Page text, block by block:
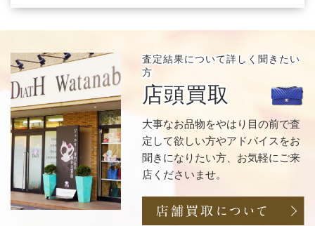
査定結果について詳しく聞きたい
方
店頭買取
大事なお品物をやはり目の前で査
定して欲しい方やアドバイスをお
聞きになりたい方、お気軽にご来
店くださいませ。